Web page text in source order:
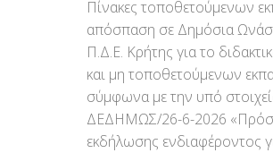
Πίνακες τοποθετούμενων
απόσπαση σε Δημόσια
Π.Δ.Ε. Κρήτης για το
και μη τοποθετούμενων
σύμφωνα με την υπό
ΔΕΔΗΜΩΣ/26-6-2026
εκδήλωσης ενδιαφέροντος